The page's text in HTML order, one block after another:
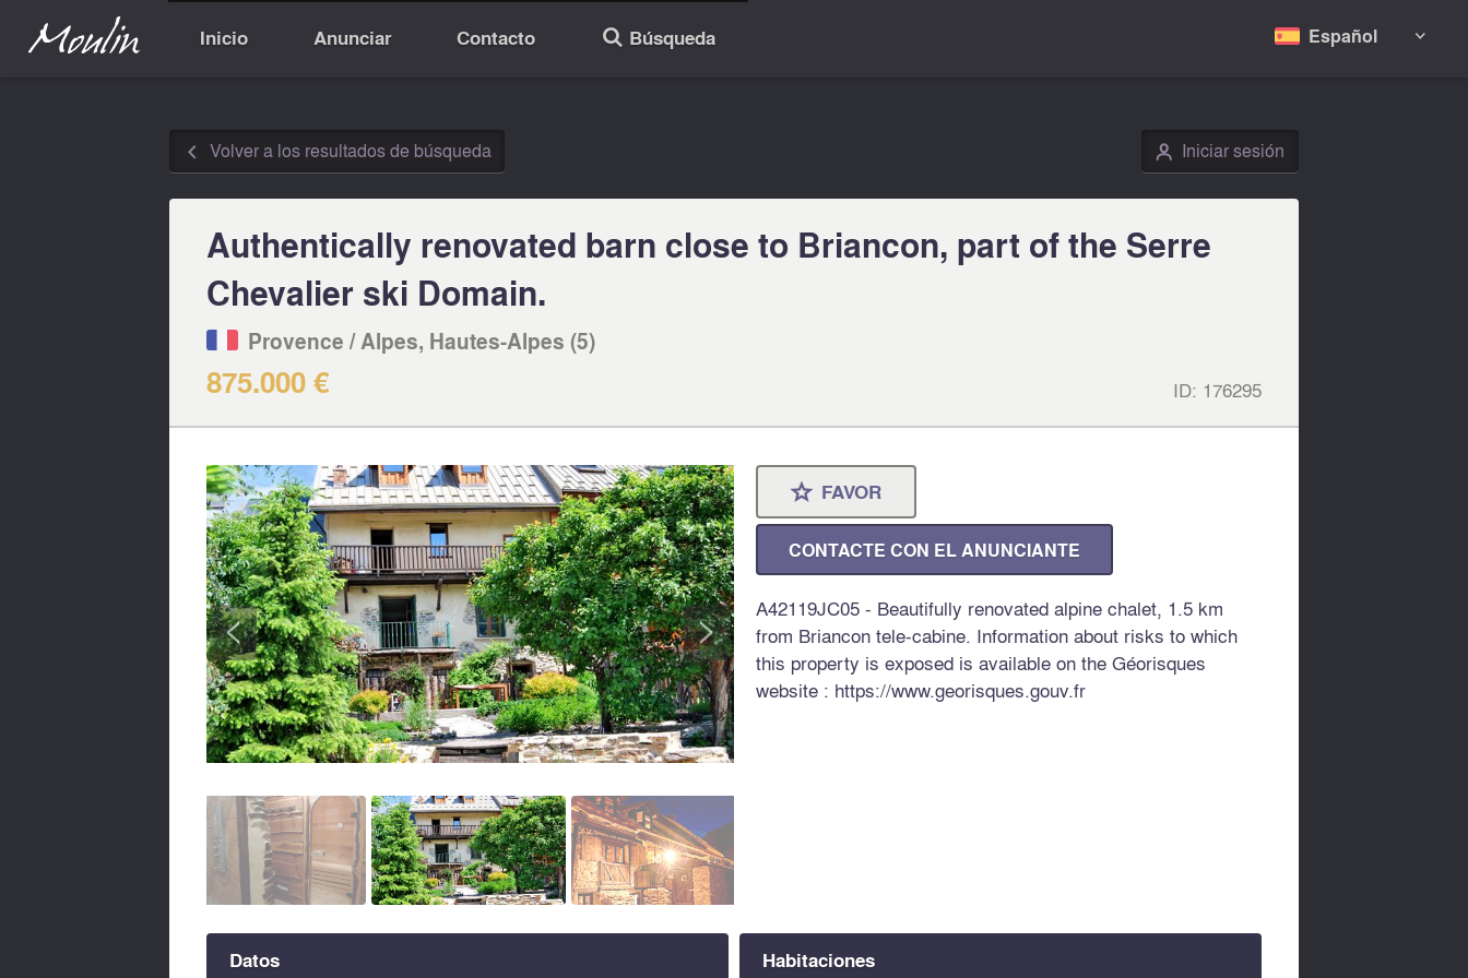
Inicio Anunciar Contacto 🔎 Búsqueda Español 
◅ Volver a los resultados de búsqueda 👤 Iniciar sesión
Authentically renovated barn close to Briancon, part of the Serre
Chevalier ski Domain.
Provence / Alpes, Hautes-Alpes (5)
875.000 € ID: 176295
< >
⋆ FAVOR
CONTACTE CON EL ANUNCIANTE
A42119JC05 - Beautifully renovated alpine chalet, 1.5 km
from Briancon tele-cabine. Information about risks to which
this property is exposed is available on the Géorisques
website : https://www.georisques.gouv.fr
Datos Habitaciones